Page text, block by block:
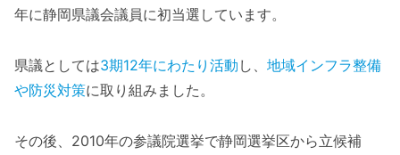
年に静岡県議会議員に初当選しています。
県議としては3期12年にわたり活動 し、 地域インフラ整備
や防災対策に取り組みました。
その後、2010年の参議院選挙で静岡選挙区から立候補